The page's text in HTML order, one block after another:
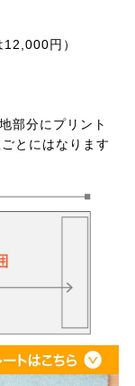
円）
部分にプリント
とにはなります